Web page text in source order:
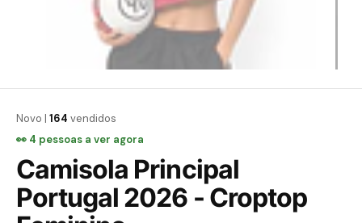
Novo | 164 vendidos
👀 4 pessoas a ver agora
Camisola Principal
Portugal 2026 - Croptop